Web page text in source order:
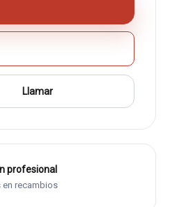
Llamar
profesional
en recambios